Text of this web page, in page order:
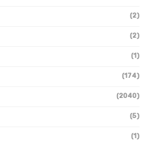
(2)
(2)
(1)
(174)
(2040)
(5)
(1)